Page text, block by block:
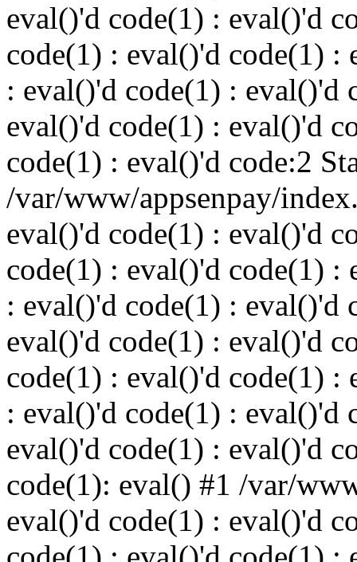
eval()'d code(1) : eval()'d
code(1) : eval()'d code(1) :
: eval()'d code(1) : eval()'d
eval()'d code(1) : eval()'d
code(1) : eval()'d code:2
/var/www/appsenpay/
eval()'d code(1) : eval()'d
code(1) : eval()'d code(1) :
: eval()'d code(1) : eval()'d
eval()'d code(1) : eval()'d
code(1) : eval()'d code(1) :
: eval()'d code(1) : eval()'d
eval()'d code(1) : eval()'d
code(1): eval() #1 /var/
eval()'d code(1) : eval()'d